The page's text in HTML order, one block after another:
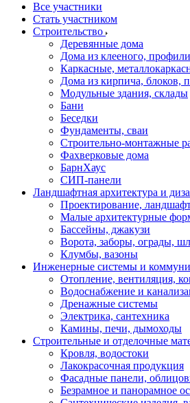
Все участники
Стать участником
Строительство
Деревянные дома
Дома из клееного,
Каркасные,
Дома из кирпича, блоков,
Модульные здания, склады
Бани
Беседки
Фундаменты, сваи
Строительно-монтажные
Фахверковые дома
БарнХаус
СИП-панели
Ландшафтная архитектура и
Проектирование,
Малые архитектурные
Бассейны, джакузи
Ворота, заборы, ограды,
Клумбы, вазоны
Инженерные системы и
Отопление, вентиляция,
Водоснабжение и
Дренажные системы
Электрика, сантехника
Камины, печи, дымоходы
Строительные и отделочные
Кровля, водостоки
Лакокрасочная продукция
Фасадные панели,
Безрамное и панорамное